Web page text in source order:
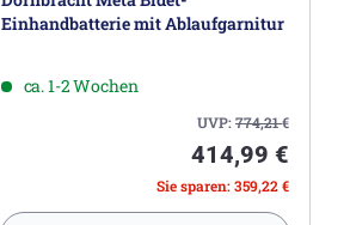
Einhandbatterie mit Ablaufgarnitur
ca. 1-2 Wochen
UVP:774,21€
414,99 €
Sie sparen: 359,22 €